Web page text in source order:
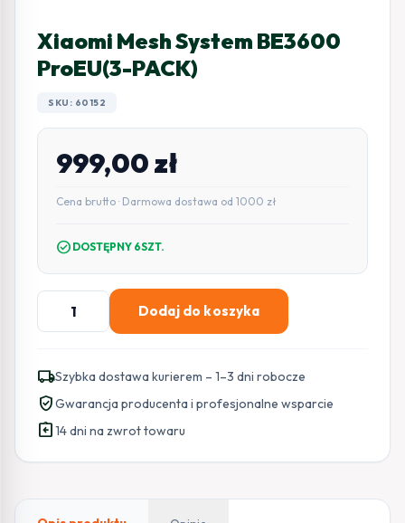
Xiaomi Mesh System BE3600
ProEU(3-PACK)
SKU: 60152
999,00zł
Cena brutto · Darmowa dostawa od 1000 zł
check_circle DOSTĘPNY 6SZT.
ilość
Xiaomi
System
BE3600
ProEU(3-
PACK)
Dodaj do koszyka
local_shippingSzybka dostawa kurierem – 1–3 dni robocze
verified_userGwarancja producenta i profesjonalne wsparcie
assignment_return14 dni na zwrot towaru